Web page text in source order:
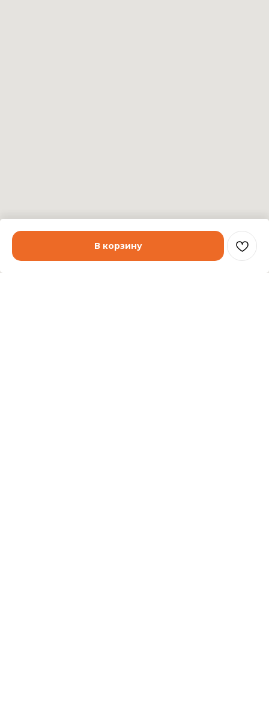
В корзину